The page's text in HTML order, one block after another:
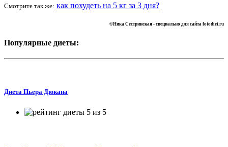
Смотрите так же: как похудеть на 5 кг за 3 дня?
©Ника Сестринская - специально для сайта fotodiet.ru
Популярные диеты:
Диета Пьера Дюкана